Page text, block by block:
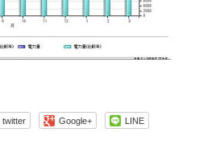
twitter Google+ LINE